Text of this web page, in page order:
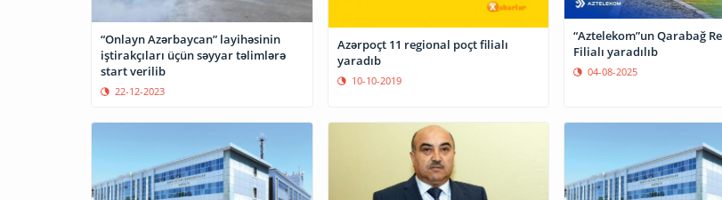
“Onlayn Azərbaycan” layihəsinin
iştirakçıları üçün səyyar təlimlərə
start verilib
22-12-2023
Azərpoçt 11 regional poçt filialı
yaradıb
10-10-2019
“Aztelekom”un Qarabağ
Filialı yaradılıb
04-08-2025